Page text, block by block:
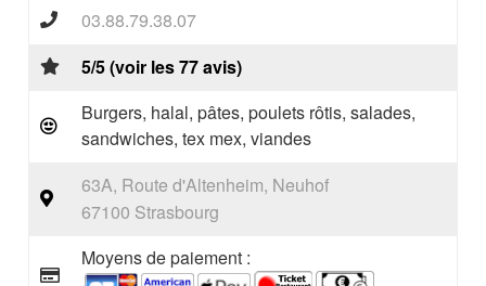
03.88.79.38.07
5/5 (voir les 77 avis)
Burgers, halal, pâtes, poulets rôtis, salades,
sandwiches, tex mex, viandes
63A, Route d'Altenheim, Neuhof
67100 Strasbourg
Moyens de paiement :